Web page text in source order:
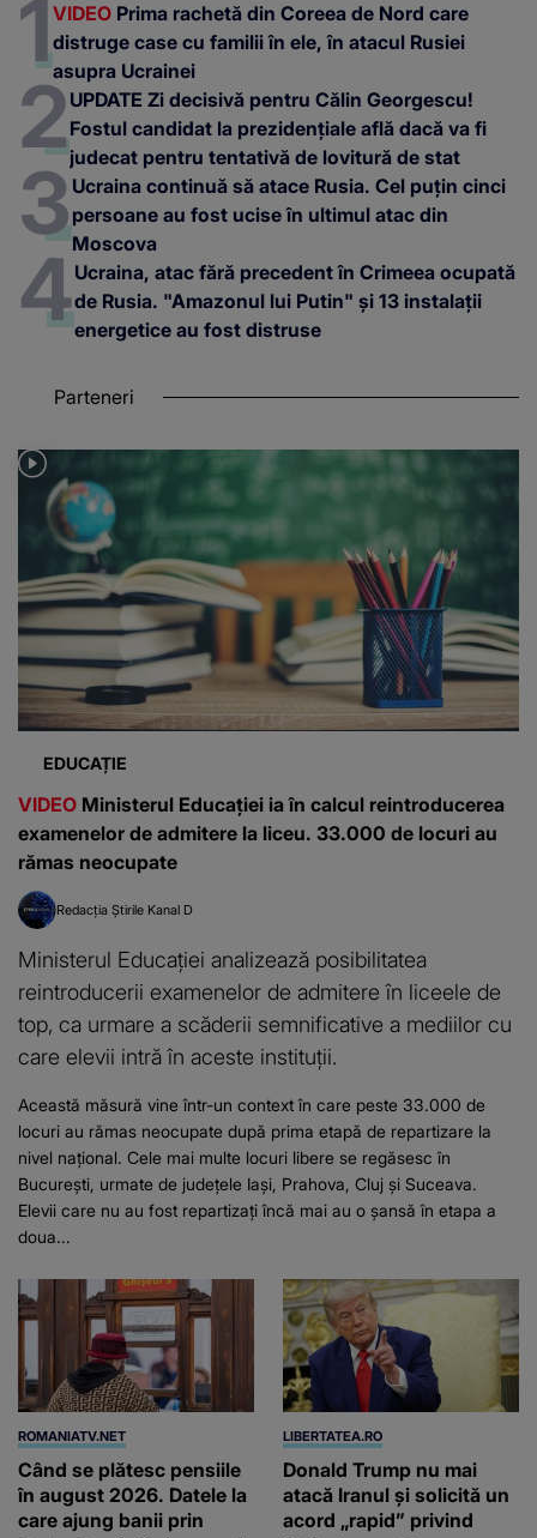
VIDEO Prima rachetă din Coreea de Nord care
distruge case cu familii în ele, în atacul Rusiei
asupra Ucrainei
UPDATE Zi decisivă pentru Călin Georgescu!
Fostul candidat la prezidențiale află dacă va fi
judecat pentru tentativă de lovitură de stat
Ucraina continuă să atace Rusia. Cel puțin cinci
persoane au fost ucise în ultimul atac din
Moscova
Ucraina, atac fără precedent în Crimeea ocupată
de Rusia. "Amazonul lui Putin" și 13 instalații
energetice au fost distruse
Parteneri
EDUCAȚIE
VIDEO Ministerul Educației ia în calcul reintroducerea
examenelor de admitere la liceu. 33.000 de locuri au
rămas neocupate
Redacția Știrile Kanal D
Ministerul Educației analizează posibilitatea
reintroducerii examenelor de admitere în liceele de
top, ca urmare a scăderii semnificative a mediilor cu
care elevii intră în aceste instituții.
Această măsură vine într-un context în care peste 33.000 de
locuri au rămas neocupate după prima etapă de repartizare la
nivel național. Cele mai multe locuri libere se regăsesc în
București, urmate de județele Iași, Prahova, Cluj și Suceava.
Elevii care nu au fost repartizați încă mai au o șansă în etapa a
doua...
ROMANIATV.NET
Când se plătesc pensiile
în august 2026. Datele la
care ajung banii prin
LIBERTATEA.RO
Donald Trump nu mai
atacă Iranul și solicită un
acord „rapid” privind